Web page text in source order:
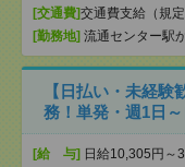
[交通費]交通費支給（規定
[勤務地] 流通センター駅
【日払い・未経
務！単発・週1日
[給 与] 日給10,305円～